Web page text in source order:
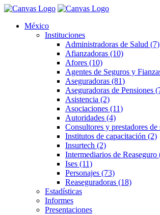
México
Instituciones
Administradoras de Salud (7)
Afianzadoras (10)
Afores (10)
Agentes de Seguros y
Aseguradoras (81)
Aseguradoras de Pensiones
Asistencia (2)
Asociaciones (11)
Autoridades (4)
Consultores y prestadores
Institutos de capacitación (2)
Insurtech (2)
Intermediarios de Reaseguro
Ises (11)
Personajes (73)
Reaseguradoras (18)
Estadísticas
Informes
Presentaciones